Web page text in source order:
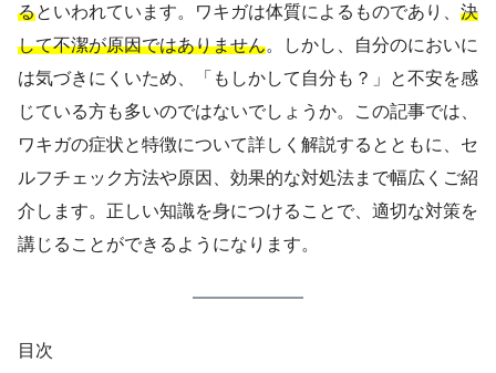
るといわれています。ワキガは体質によるものであり、 決
して不潔が原因ではありません。しかし、自分のにおいに
は気づきにくいため、「もしかして自分も？」と不安を感
じている方も多いのではないでしょうか。この記事では、
ワキガの症状と特徴について詳しく解説するとともに、セ
ルフチェック方法や原因、効果的な対処法まで幅広くご紹
介します。正しい知識を身につけることで、適切な対策を
講じることができるようになります。
目次